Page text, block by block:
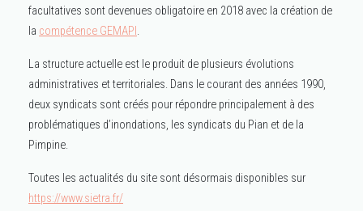
facultatives sont devenues obligatoire en 2018 avec la création de
la compétence GEMAPI.
La structure actuelle est le produit de plusieurs évolutions
administratives et territoriales. Dans le courant des années 1990,
deux syndicats sont créés pour répondre principalement à des
problématiques d’inondations, les syndicats du Pian et de la
Pimpine.
Toutes les actualités du site sont désormais disponibles sur
https://www.sietra.fr/